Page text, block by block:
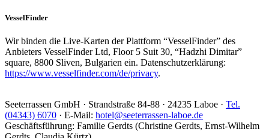
VesselFinder
Wir binden die Live-Karten der Plattform “VesselFinder” des
Anbieters VesselFinder Ltd, Floor 5 Suit 30, “Hadzhi Dimitar”
square, 8800 Sliven, Bulgarien ein. Datenschutzerklärung:
https://www.vesselfinder.com/de/privacy.
Seeterrassen GmbH · Strandstraße 84-88 · 24235 Laboe · Tel.
(04343) 6070 · E-Mail: hotel@seeterrassen-laboe.de
Geschäftsführung: Familie Gerdts (Christine Gerdts, Ernst-Wilhelm